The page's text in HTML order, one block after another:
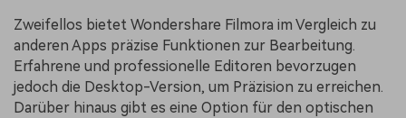
Zweifellos bietet Wondershare Filmora im Vergleich zu
anderen Apps präzise Funktionen zur Bearbeitung.
Erfahrene und professionelle Editoren bevorzugen
jedoch die Desktop-Version, um Präzision zu erreichen.
Darüber hinaus gibt es eine Option für den optischen